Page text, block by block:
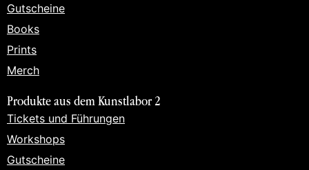
Gutscheine
Books
Prints
Merch
Produkte aus dem Kunstlabor 2
Tickets und Führungen
Workshops
Gutscheine